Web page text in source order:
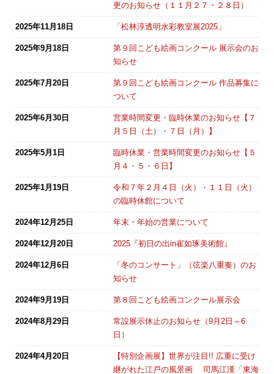
更のお知らせ（１１月２７・２８日）
2025年11月18日 「松林淳透明水彩教室展2025」
2025年9月18日
第９回こども絵画コンクール 展示会のお
知らせ
2025年7月20日
第９回こども絵画コンクール 作品募集に
ついて
2025年6月30日
営業時間変更・臨時休業のお知らせ【７
月５日（土）・７日（月）】
2025年5月1日
臨時休業・営業時間変更のお知らせ【５
月４・５・６日】
2025年1月19日
令和７年２月４日（火）・１１日（火）
の臨時休館について
2024年12月25日 年末・年始の営業について
2024年12月20日 2025『初日の出in崔如琢美術館』
2024年12月6日
「冬のコンサート」（弦楽八重奏）のお
知らせ
2024年9月19日 第８回こども絵画コンクール展示会
2024年8月29日
常設展示休止のお知らせ（9月2日～6
日）
2024年4月20日
【特別企画展】世界が注目!! 広重に受け
継がれた江戸の風景画 司馬江漢「東海